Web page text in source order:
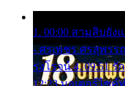
1. 00:00 สามสิบยัง
- ศรเพชร ศรสุพรร
รุ่งโรจน์ 4. 09:51
12:23 มอเตอร์ไซ